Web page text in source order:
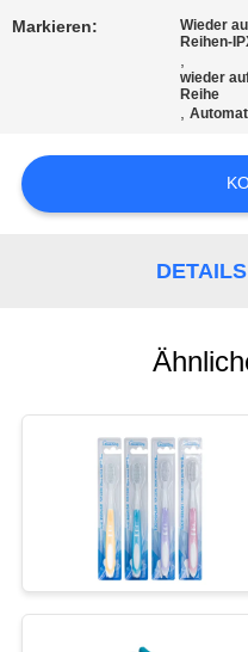
IN
VERBINDUNG
FORDERN
SIE
Markieren:
Wieder
Reihen-
,
wieder
Reihe
,